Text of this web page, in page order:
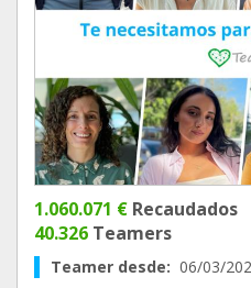
1.060.071 € Recaudados
40.326 Teamers
Teamer desde: 06/03/